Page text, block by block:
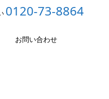
0120-73-8864
お問い合わせ